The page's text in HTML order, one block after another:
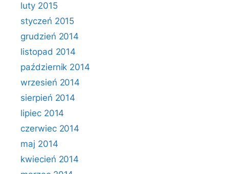
luty 2015
styczeń 2015
grudzień 2014
listopad 2014
październik 2014
wrzesień 2014
sierpień 2014
lipiec 2014
czerwiec 2014
maj 2014
kwiecień 2014